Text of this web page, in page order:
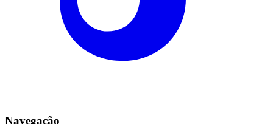
Navegação